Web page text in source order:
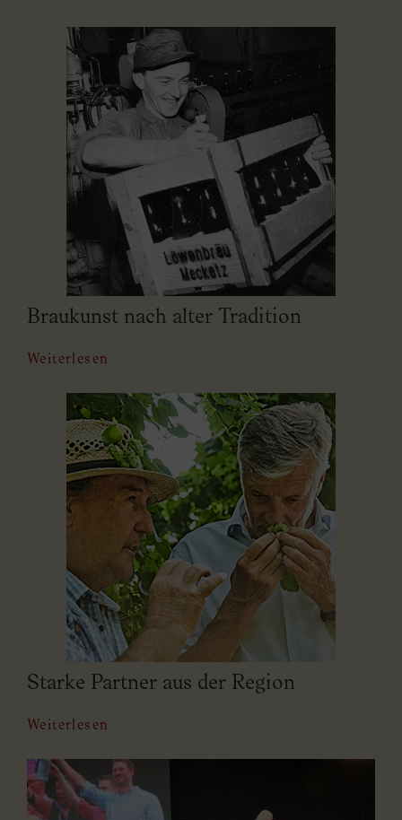
Braukunst nach alter Tradition
Weiterlesen
Starke Partner aus der Region
Weiterlesen